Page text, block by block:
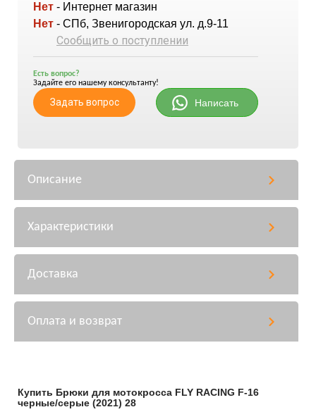
Нет - Интернет магазин
Нет - СПб, Звенигородская ул. д.9-11
Сообщить о поступлении
Есть вопрос?
Задайте его нашему консультанту!
Задать вопрос Написать
Описание
Характеристики
Доставка
Оплата и возврат
Купить Брюки для мотокросса FLY RACING F-16
черные/серые (2021) 28